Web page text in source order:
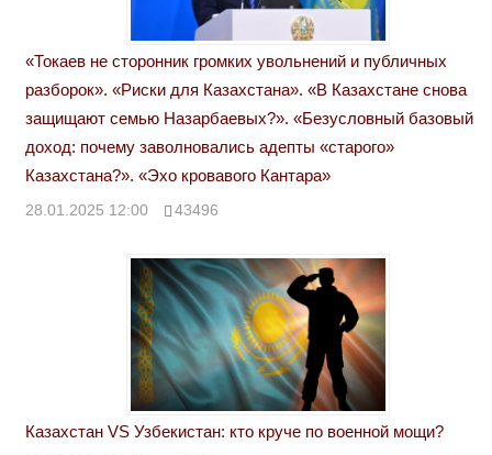
«Токаев не сторонник громких увольнений и публичных
разборок». «Риски для Казахстана». «В Казахстане снова
защищают семью Назарбаевых?». «Безусловный базовый
доход: почему заволновались адепты «старого»
Казахстана?». «Эхо кровавого Кантара»
28.01.2025 12:00 43496
Казахстан VS Узбекистан: кто круче по военной мощи?